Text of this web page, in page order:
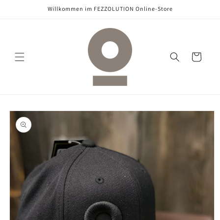
Willkommen im FEZZOLUTION Online-Store
Warenkorb